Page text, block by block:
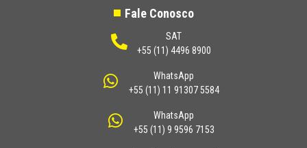
Fale Conosco
SAT
+55 (11) 4496 8900
WhatsApp
+55 (11) 11 91307 5584
WhatsApp
+55 (11) 9 9596 7153